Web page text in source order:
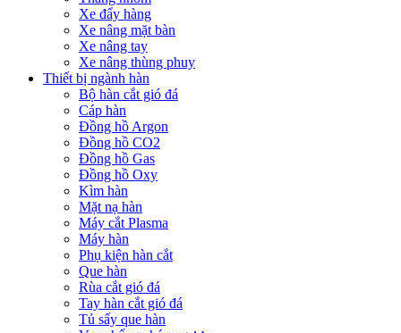
Xe đẩy hàng
Xe nâng mặt bàn
Xe nâng tay
Xe nâng thùng phuy
Thiết bị ngành hàn
Bộ hàn cắt gió đá
Cáp hàn
Đồng hồ Argon
Đồng hồ CO2
Đồng hồ Gas
Đồng hồ Oxy
Kìm hàn
Mặt nạ hàn
Máy cắt Plasma
Máy hàn
Phụ kiện hàn cắt
Que hàn
Rùa cắt gió đá
Tay hàn cắt gió đá
Tủ sấy que hàn